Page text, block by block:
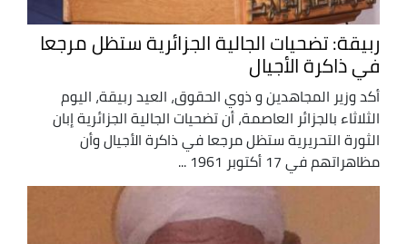
ربيقة: تضحيات الجالية الجزائرية ستظل مرجعا
في ذاكرة الأجيال
أكد وزير المجاهدين و ذوي الحقوق، العيد ربيقة، اليوم
الثلاثاء بالجزائر العاصمة، أن تضحيات الجالية الجزائرية إبان
الثورة التحريرية ستظل مرجعا في ذاكرة الأجيال وأن
مظاهراتهم في 17 أكتوبر 1961 ...